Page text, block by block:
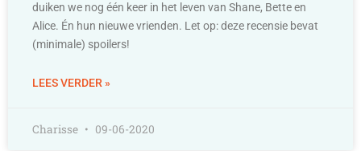
duiken we nog één keer in het leven van Shane, Bette en
Alice. Én hun nieuwe vrienden. Let op: deze recensie bevat
(minimale) spoilers!
LEES VERDER »
Charisse 09-06-2020